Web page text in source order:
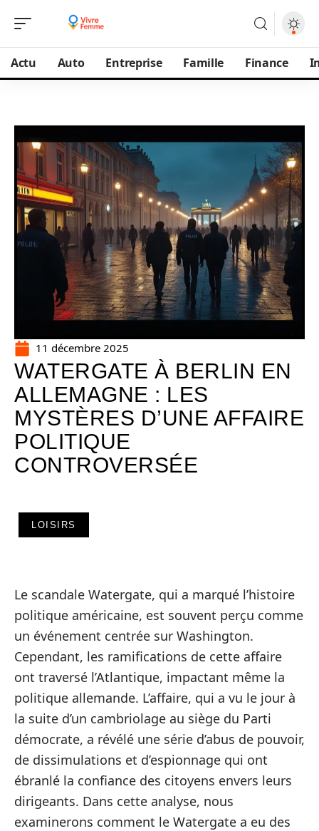
Actu Auto Entreprise Famille Finance
11 décembre 2025
WATERGATE À BERLIN EN
ALLEMAGNE : LES
MYSTÈRES D’UNE AFFAIRE
POLITIQUE
CONTROVERSÉE
LOISIRS
Le scandale Watergate, qui a marqué l’histoire
politique américaine, est souvent perçu comme
un événement centrée sur Washington.
Cependant, les ramifications de cette affaire
ont traversé l’Atlantique, impactant même la
politique allemande. L’affaire, qui a vu le jour à
la suite d’un cambriolage au siège du Parti
démocrate, a révélé une série d’abus de pouvoir,
de dissimulations et d’espionnage qui ont
ébranlé la confiance des citoyens envers leurs
dirigeants. Dans cette analyse, nous
examinerons comment le Watergate a eu des